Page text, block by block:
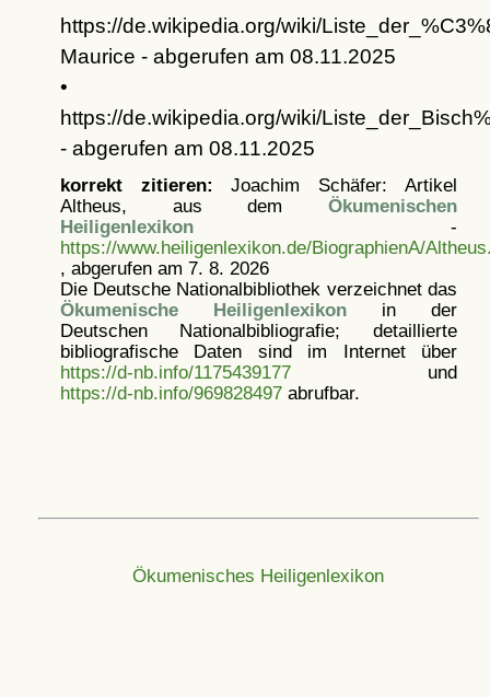
https://de.wikipedia.org/wiki/
Maurice - abgerufen am 08.11.2025
•
https://de.wikipedia.org/wiki/
- abgerufen am 08.11.2025
korrekt zitieren: Joachim Schäfer: Artikel
Altheus, aus dem Ökumenischen
Heiligenlexikon-
https://www.heiligenlexikon.de/BiographienA/
, abgerufen am 7. 8. 2026
Die Deutsche Nationalbibliothek verzeichnet das
Ökumenische Heiligenlexikonin der
Deutschen Nationalbibliografie; detaillierte
bibliografische Daten sind im Internet über
https://d-nb.info/1175439177und
https://d-nb.info/969828497abrufbar.
Ökumenisches Heiligenlexikon